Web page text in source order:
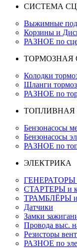
СИСТЕМА
Выжимные
Корзины и
РАЗНОЕ по
ТОРМОЗНАЯ
Колодки
Шланги
РАЗНОЕ по
ТОПЛИВНАЯ
Бензонасосы
Бензонасосы
РАЗНОЕ по
ЭЛЕКТРИКА
ГЕНЕРАТОРЫ
СТАРТЕРЫ и
ТРАМБЛЁРЫ и
Датчики
Замки
Провода выс.
Резисторы
РАЗНОЕ по